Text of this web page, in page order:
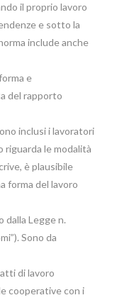
il proprio lavoro
e sotto la
include anche
e
del rapporto
inclusi i lavoratori
riguarda le modalità
è plausibile
forma del lavoro
dalla Legge n.
Sono da
di lavoro
cooperative con i